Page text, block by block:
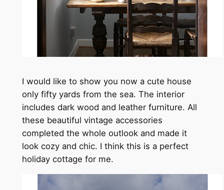
I would like to show you now a cute house
only fifty yards from the sea. The interior
includes dark wood and leather furniture. All
these beautiful vintage accessories
completed the whole outlook and made it
look cozy and chic. I think this is a perfect
holiday cottage for me.